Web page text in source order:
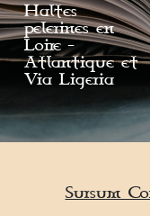
Haltes
pelerines en
Loire -
Atlantique et
Via Ligeria
Accueil
Sursum